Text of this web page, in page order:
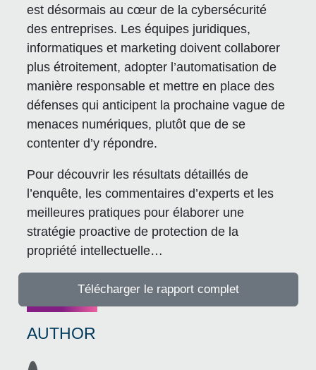
est désormais au cœur de la cybersécurité
des entreprises. Les équipes juridiques,
informatiques et marketing doivent collaborer
plus étroitement, adopter l’automatisation de
manière responsable et mettre en place des
défenses qui anticipent la prochaine vague de
menaces numériques, plutôt que de se
contenter d’y répondre.
Pour découvrir les résultats détaillés de
l’enquête, les commentaires d’experts et les
meilleures pratiques pour élaborer une
stratégie proactive de protection de la
propriété intellectuelle…
Télécharger le rapport complet
AUTHOR